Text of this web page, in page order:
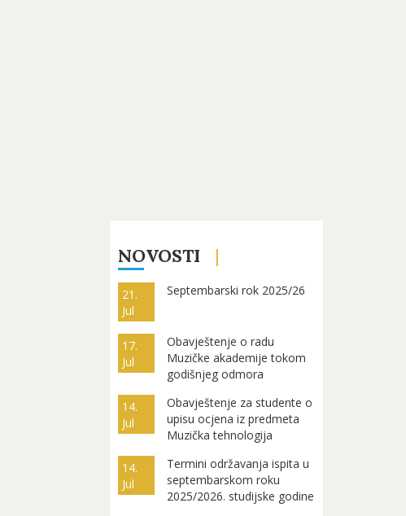
NOVOSTI
21.
Jul
Septembarski rok 2025/26
17.
Jul
Obavještenje o radu
Muzičke akademije tokom
godišnjeg odmora
14.
Jul
Obavještenje za studente o
upisu ocjena iz predmeta
Muzička tehnologija
14.
Jul
Termini održavanja ispita u
septembarskom roku
2025/2026. studijske godine